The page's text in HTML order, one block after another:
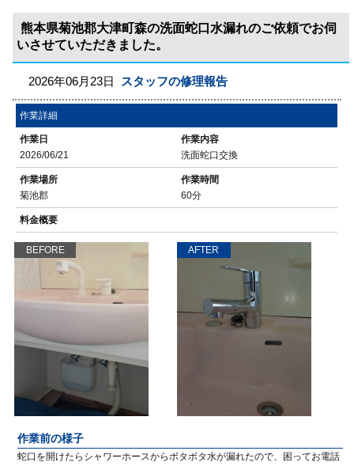
熊本県菊池郡大津町森の洗面蛇口水漏れのご依頼でお伺
いさせていただきました。
2026年06月23日 スタッフの修理報告
作業詳細
作業日
2026/06/21
作業内容
洗面蛇口交換
作業場所
菊池郡
作業時間
60分
料金概要
BEFORE AFTER
作業前の様子
蛇口を開けたらシャワーホースからボタボタ水が漏れたので、困ってお電話